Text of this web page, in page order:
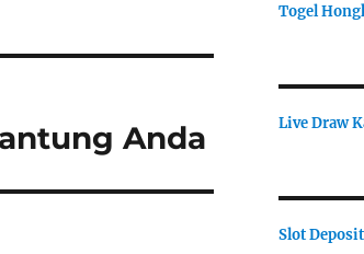
Anda
Togel
Live Draw
Slot